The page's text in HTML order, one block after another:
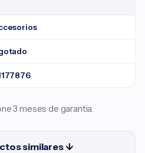
3 meses de garantia.
similares ↓